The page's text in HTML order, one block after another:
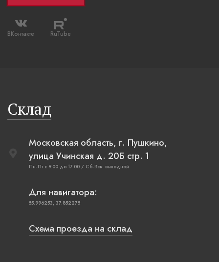
ВКонтакте RuTube
Склад
Московская область, г. Пушкино,
улица Учинская д. 20Б стр. 1
Пн-Пт с 9.00 до 17.00 / Сб-Вск: выходной
Для навигатора:
55.996253, 37.852275
Схема проезда на склад